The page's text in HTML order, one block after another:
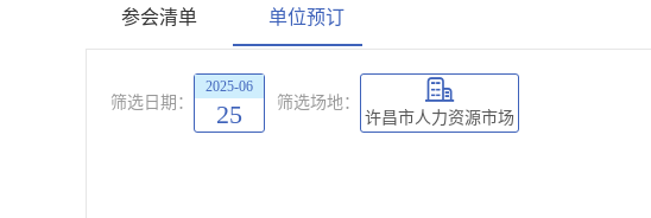
参会清单 单位预订
筛选日期：
2025-06
25
筛选场地：
许昌市人力资源市场